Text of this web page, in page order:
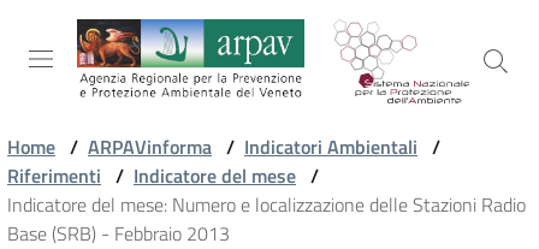
Salta al contenuto
Salta alla navigazione
Salta al footer
ARPAV
Home / ARPAVinforma / Indicatori Ambientali /
Riferimenti / Indicatore del mese /
Indicatore del mese: Numero e localizzazione delle Stazioni Radio
Base (SRB) - Febbraio 2013